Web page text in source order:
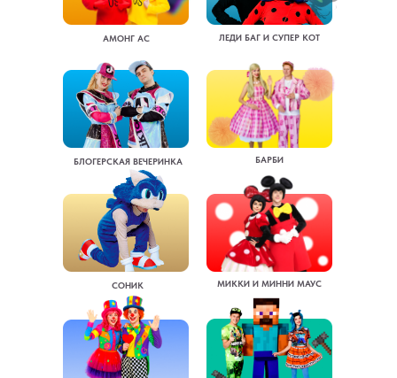
АМОНГ АС
МИККИ И МИННИ МАУС
ЛЕДИ БАГ И СУПЕР КОТ
БАРБИ
БЛОГЕРСКАЯ ВЕЧЕРИНКА
СОНИК